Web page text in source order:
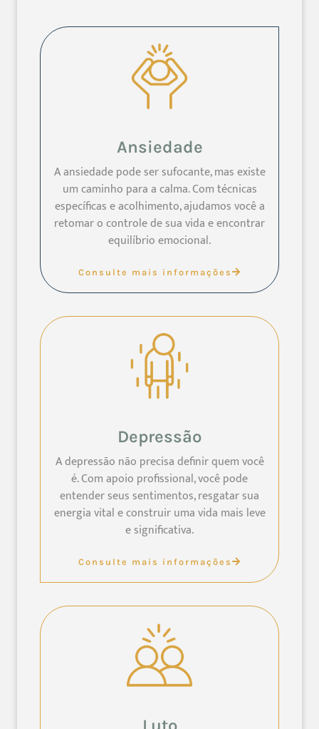
Ansiedade
A ansiedade pode ser sufocante, mas existe
um caminho para a calma. Com técnicas
específicas e acolhimento, ajudamos você a
retomar o controle de sua vida e encontrar
equilíbrio emocional.
Consulte mais informações
Depressão
A depressão não precisa definir quem você
é. Com apoio profissional, você pode
entender seus sentimentos, resgatar sua
energia vital e construir uma vida mais leve
e significativa.
Consulte mais informações